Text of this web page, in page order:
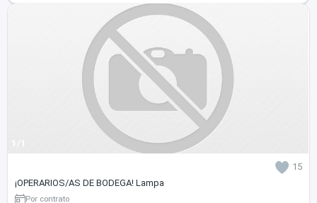
1/1
15
¡OPERARIOS/AS DE BODEGA! Lampa
Por contrato